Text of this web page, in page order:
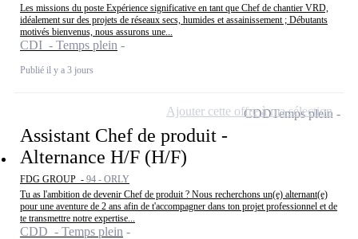
Les missions du poste Expérience significative en tant que Chef de chantier VRD,
idéalement sur des projets de réseaux secs, humides et assainissement ; Débutants
motivés bienvenus, nous assurons une...
CDI - Temps plein
Publié il y a 3 jours
Assistant Chef de produit -
Alternance H/F (H/F)
FDG GROUP - 94 - ORLY
Tu as l'ambition de devenir Chef de produit ? Nous recherchons un(e) alternant(e)
pour une aventure de 2 ans afin de t'accompagner dans ton projet professionnel et de
te transmettre notre expertise...
CDD - Temps plein
CDDTemps plein
Ajouter cette offre à ma sélection